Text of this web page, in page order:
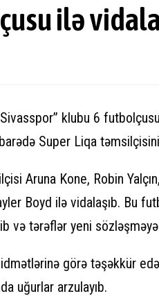
ilə
klubu 6 futbolçusu
Super Liqa
Aruna Kone, Robin
Boyd ilə vidalaşıb. Bu
və tərəflər yeni sözləşməyə
görə təşəkkür
uğurlar arzulayıb.